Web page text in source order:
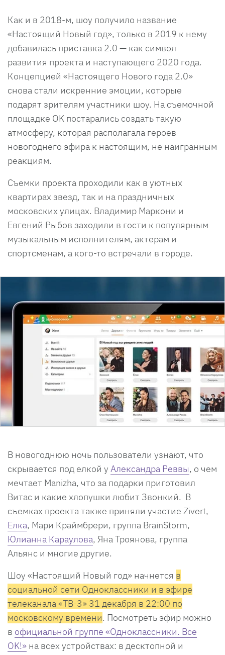
Как и в 2018-м, шоу получило название
«Настоящий Новый год», только в 2019 к нему
добавилась приставка 2.0 — как символ
развития проекта и наступающего 2020 года.
Концепцией «Настоящего Нового года 2.0»
снова стали искренние эмоции, которые
подарят зрителям участники шоу. На съемочной
площадке OK постарались создать такую
атмосферу, которая располагала героев
новогоднего эфира к настоящим, не наигранным
реакциям.
Съемки проекта проходили как в уютных
квартирах звезд, так и на праздничных
московских улицах. Владимир Маркони и
Евгений Рыбов заходили в гости к популярным
музыкальным исполнителям, актерам и
спортсменам, а кого-то встречали в городе.
В новогоднюю ночь пользователи узнают, что
скрывается под елкой у Александра Реввы, о чем
мечтает Manizha, что за подарки приготовил
Витас и какие хлопушки любит Звонкий. В
съемках проекта также приняли участие Zivert,
Елка, Мари Краймбрери, группа BrainStorm,
Юлианна Караулова, Яна Троянова, группа
Альянс и многие другие.
Шоу «Настоящий Новый год» начнется в
социальной сети Одноклассники и в эфире
телеканала «ТВ-3» 31 декабря в 22:00 по
московскому времени. Посмотреть эфир можно
в официальной группе «Одноклассники. Все
OK!» на всех устройствах: в десктопной и